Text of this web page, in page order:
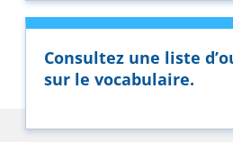
Consultez une liste
sur le vocabulaire.